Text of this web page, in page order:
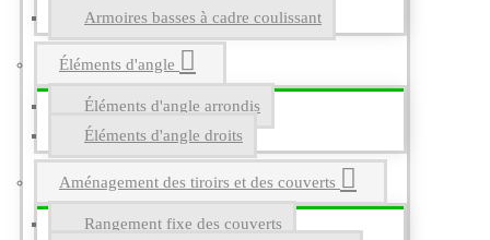
Armoires basses à cadre coulissant
Éléments d'angle
Éléments d'angle arrondis
Éléments d'angle droits
Aménagement des tiroirs et des couverts
Rangement fixe des couverts